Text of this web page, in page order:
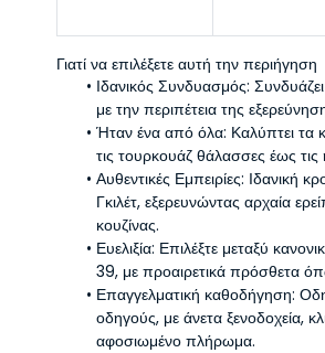
Γιατί να επιλέξετε αυτή την περιήγηση
Ιδανικός Συνδυασμός:
με την περιπέτεια της
Ήταν ένα από όλα: Καλύπτει τα
τις τουρκουάζ θάλασσες έως τις
Αυθεντικές Εμπειρίες: Ιδανική
Γκιλέτ, εξερευνώντας αρχαία
κουζίνας.
Ευελιξία: Επιλέξτε μεταξύ
39, με προαιρετικά πρόσθετα
Επαγγελματική καθοδήγηση:
οδηγούς, με άνετα ξενοδοχεία,
αφοσιωμένο πλήρωμα.